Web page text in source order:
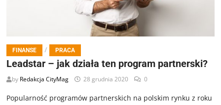
FINANSE / PRACA
Leadstar – jak działa ten program partnerski?
by Redakcja CityMag 28 grudnia 2020 0
Popularność programów partnerskich na polskim rynku z roku